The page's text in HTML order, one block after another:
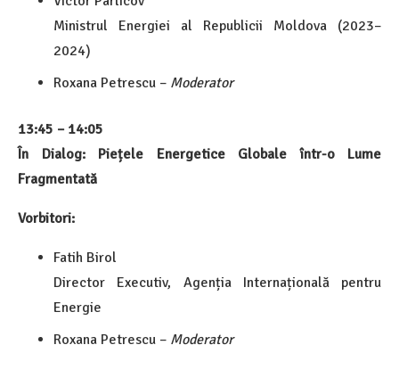
Ministrul Energiei al Republicii Moldova (2023–
2024)
Roxana Petrescu – Moderator
13:45 – 14:05
În Dialog: Piețele Energetice Globale într-o Lume
Fragmentată
Vorbitori:
Fatih Birol
Director Executiv, Agenția Internațională pentru
Energie
Roxana Petrescu – Moderator